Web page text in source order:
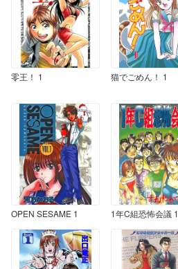
零王！ 1 猫でごめん！ 1
OPEN SESAME 1 1年C組恐怖会議 1